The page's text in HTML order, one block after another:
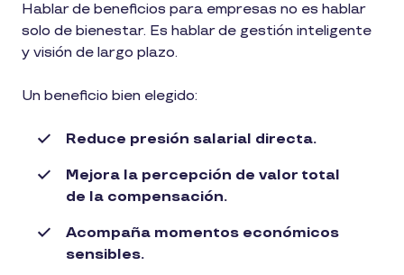
Hablar de beneficios para empresas no es hablar
solo de bienestar. Es hablar de gestión inteligente
y visión de largo plazo.
Un beneficio bien elegido:
Reduce presión salarial directa.
Mejora la percepción de valor total
de la compensación.
Acompaña momentos económicos
sensibles.